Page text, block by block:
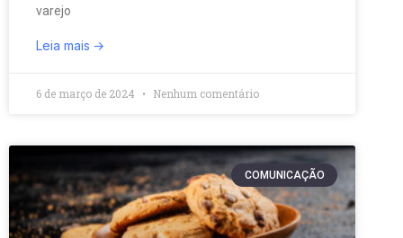
varejo
Leia mais
6 de março de 2024 Nenhum comentário
COMUNICAÇÃO